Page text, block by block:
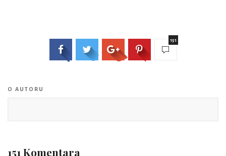
151
O AUTORU
151 Komentara